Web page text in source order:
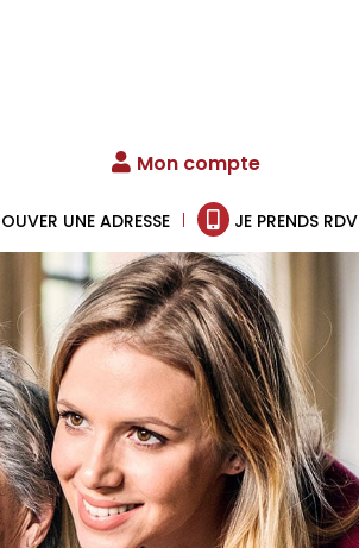
Mon compte
UNE ADRESSE JE PRENDS RDV